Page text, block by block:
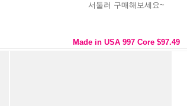
서둘러 구매해보세요~
Made in USA 997 Core $97.49